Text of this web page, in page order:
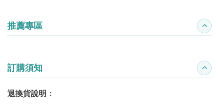
推薦專區 收合
訂購須知 收合
退換貨說明：